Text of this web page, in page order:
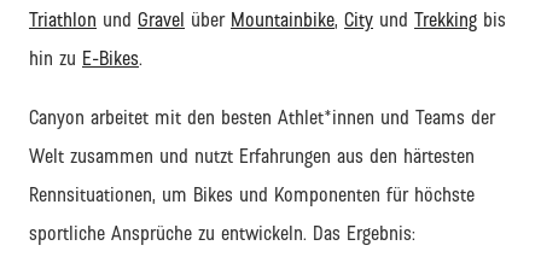
Triathlon und Gravel über Mountainbike, City und Trekking bis
hin zu E-Bikes.
Canyon arbeitet mit den besten Athlet*innen und Teams der
Welt zusammen und nutzt Erfahrungen aus den härtesten
Rennsituationen, um Bikes und Komponenten für höchste
sportliche Ansprüche zu entwickeln. Das Ergebnis: